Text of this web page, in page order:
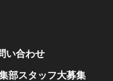
い合わせ
部スタッフ大募集